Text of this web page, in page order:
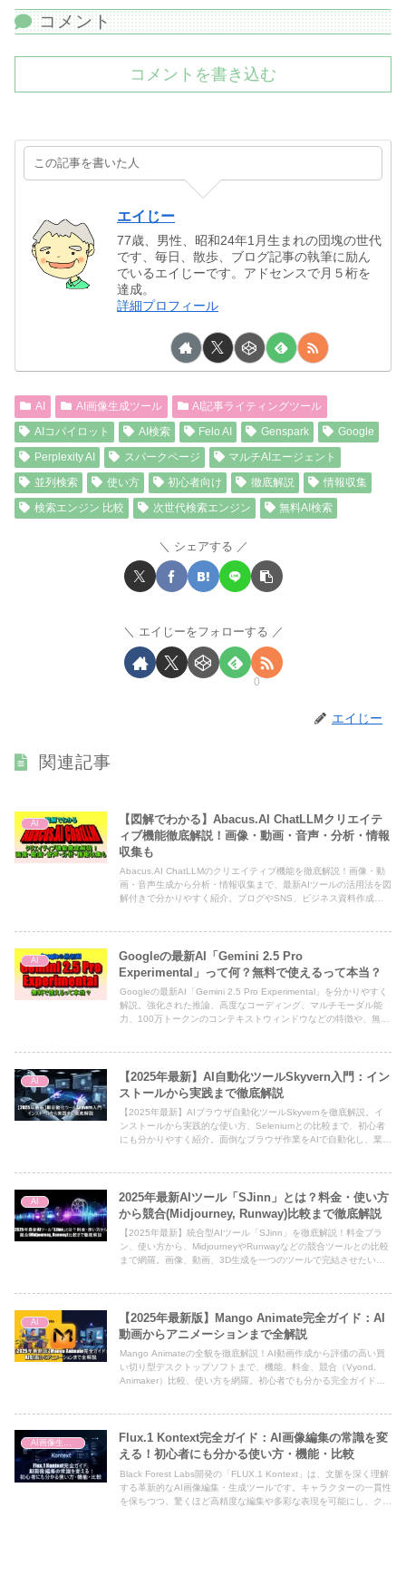
コメント
コメントを書き込む
この記事を書いた人
エイじー
77歳、男性、昭和24年1月生まれの団塊の世代
です、毎日、散歩、ブログ記事の執筆に励ん
でいるエイじーです。アドセンスで月５桁を
達成。
詳細プロフィール
AI AI画像生成ツール
AI記事ライティングツール
AIコパイロット
AI検索 Felo AI Genspark
Google
Perplexity AI
スパークページ
マルチAIエージェント
並列検索
使い方 初心者向け 徹底解説
情報収集
検索エンジン 比較
次世代検索エンジン 無料AI検索
シェアする
エイじーをフォローする
0
エイじー
関連記事
AI
【図解でわかる】Abacus.AI ChatLLMクリエイテ
ィブ機能徹底解説！画像・動画・音声・分析・情報
収集も
Abacus.AI ChatLLMのクリエイティブ機能を徹底解説！画像・動
画・音声生成から分析・情報収集まで、最新AIツールの活用法を図
解付きで分かりやすく紹介。ブログやSNS、ビジネス資料作成に
AI
Googleの最新AI「Gemini 2.5 Pro
Experimental」って何？無料で使えるって本当？
Googleの最新AI「Gemini 2.5 Pro Experimental」を分かりやすく
解説。強化された推論、高度なコーディング、マルチモーダル能
力、100万トークンのコンテキストウィンドウなどの特徴や、無料
AI
【2025年最新】AI自動化ツールSkyvern入門：イン
ストールから実践まで徹底解説
【2025年最新】AIブラウザ自動化ツールSkyvernを徹底解説。イ
ンストールから実践的な使い方、Seleniumとの比較まで、初心者
にも分かりやすく紹介。面倒なブラウザ作業をAIで自動化し、業務
AI
2025年最新AIツール「SJinn」とは？料金・使い方
から競合(Midjourney, Runway)比較まで徹底解説
【2025年最新】統合型AIツール「SJinn」を徹底解説！料金プラ
ン、使い方から、MidjourneyやRunwayなどの競合ツールとの比較
まで網羅。画像、動画、3D生成を一つのツールで完結させたいク
AI
【2025年最新版】Mango Animate完全ガイド：AI
動画からアニメーションまで全解説
Mango Animateの全貌を徹底解説！AI動画作成から評価の高い買
い切り型デスクトップソフトまで、機能、料金、競合（Vyond,
Animaker）比較、使い方を網羅。初心者でも分かる完全ガイド
Flux.1 Kontext完全ガイド：AI画像編集の常識を変
える！初心者にも分かる使い方・機能・比較
Black Forest Labs開発の「FLUX.1 Kontext」は、文脈を深く理解
する革新的なAI画像編集・生成ツールです。キャラクターの一貫性
を保ちつつ、驚くほど高精度な編集や多彩な表現を可能にし、クリ